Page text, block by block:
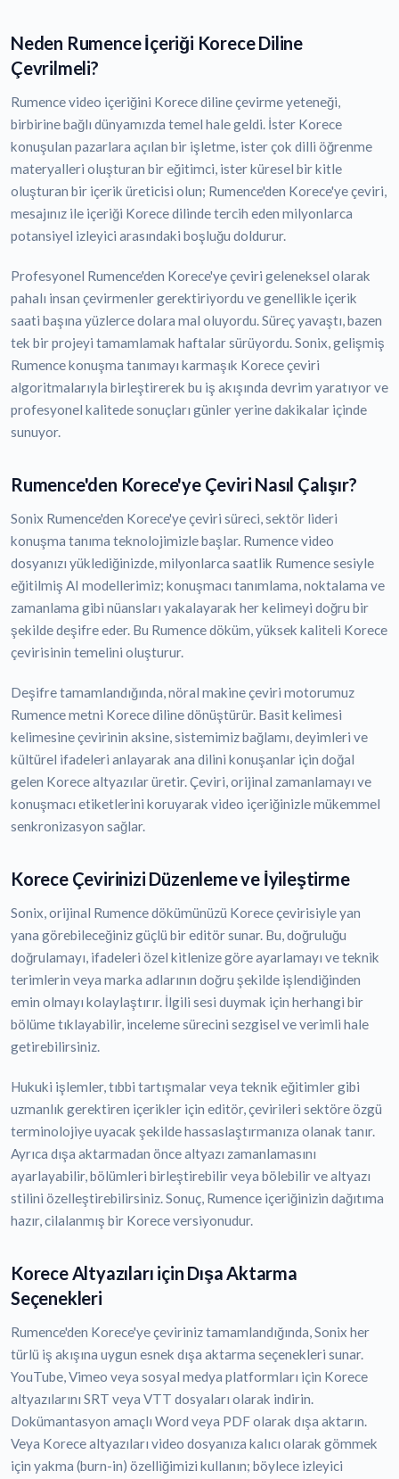
Neden Rumence İçeriği Korece Diline
Çevrilmeli?
Rumence video içeriğini Korece diline çevirme yeteneği,
birbirine bağlı dünyamızda temel hale geldi. İster Korece
konuşulan pazarlara açılan bir işletme, ister çok dilli öğrenme
materyalleri oluşturan bir eğitimci, ister küresel bir kitle
oluşturan bir içerik üreticisi olun; Rumence'den Korece'ye çeviri,
mesajınız ile içeriği Korece dilinde tercih eden milyonlarca
potansiyel izleyici arasındaki boşluğu doldurur.
Profesyonel Rumence'den Korece'ye çeviri geleneksel olarak
pahalı insan çevirmenler gerektiriyordu ve genellikle içerik
saati başına yüzlerce dolara mal oluyordu. Süreç yavaştı, bazen
tek bir projeyi tamamlamak haftalar sürüyordu. Sonix, gelişmiş
Rumence konuşma tanımayı karmaşık Korece çeviri
algoritmalarıyla birleştirerek bu iş akışında devrim yaratıyor ve
profesyonel kalitede sonuçları günler yerine dakikalar içinde
sunuyor.
Rumence'den Korece'ye Çeviri Nasıl Çalışır?
Sonix Rumence'den Korece'ye çeviri süreci, sektör lideri
konuşma tanıma teknolojimizle başlar. Rumence video
dosyanızı yüklediğinizde, milyonlarca saatlik Rumence sesiyle
eğitilmiş AI modellerimiz; konuşmacı tanımlama, noktalama ve
zamanlama gibi nüansları yakalayarak her kelimeyi doğru bir
şekilde deşifre eder. Bu Rumence döküm, yüksek kaliteli Korece
çevirisinin temelini oluşturur.
Deşifre tamamlandığında, nöral makine çeviri motorumuz
Rumence metni Korece diline dönüştürür. Basit kelimesi
kelimesine çevirinin aksine, sistemimiz bağlamı, deyimleri ve
kültürel ifadeleri anlayarak ana dilini konuşanlar için doğal
gelen Korece altyazılar üretir. Çeviri, orijinal zamanlamayı ve
konuşmacı etiketlerini koruyarak video içeriğinizle mükemmel
senkronizasyon sağlar.
Korece Çevirinizi Düzenleme ve İyileştirme
Sonix, orijinal Rumence dökümünüzü Korece çevirisiyle yan
yana görebileceğiniz güçlü bir editör sunar. Bu, doğruluğu
doğrulamayı, ifadeleri özel kitlenize göre ayarlamayı ve teknik
terimlerin veya marka adlarının doğru şekilde işlendiğinden
emin olmayı kolaylaştırır. İlgili sesi duymak için herhangi bir
bölüme tıklayabilir, inceleme sürecini sezgisel ve verimli hale
getirebilirsiniz.
Hukuki işlemler, tıbbi tartışmalar veya teknik eğitimler gibi
uzmanlık gerektiren içerikler için editör, çevirileri sektöre özgü
terminolojiye uyacak şekilde hassaslaştırmanıza olanak tanır.
Ayrıca dışa aktarmadan önce altyazı zamanlamasını
ayarlayabilir, bölümleri birleştirebilir veya bölebilir ve altyazı
stilini özelleştirebilirsiniz. Sonuç, Rumence içeriğinizin dağıtıma
hazır, cilalanmış bir Korece versiyonudur.
Korece Altyazıları için Dışa Aktarma
Seçenekleri
Rumence'den Korece'ye çeviriniz tamamlandığında, Sonix her
türlü iş akışına uygun esnek dışa aktarma seçenekleri sunar.
YouTube, Vimeo veya sosyal medya platformları için Korece
altyazılarını SRT veya VTT dosyaları olarak indirin.
Dokümantasyon amaçlı Word veya PDF olarak dışa aktarın.
Veya Korece altyazıları video dosyanıza kalıcı olarak gömmek
için yakma (burn-in) özelliğimizi kullanın; böylece izleyici